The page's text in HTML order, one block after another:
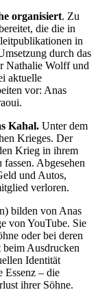
organisiert. Zu
die die in
in
durch das
Nathalie Wolff und
aktuelle
vor: Anas
Kahal. Unter dem
Krieges. Der
Krieg in ihrem
Abgesehen
und Autos,
verloren.
bilden von Anas
von YouTube. Sie
oder bei deren
Ausdrucken
Identität
Essenz – die
ihrer Söhne.